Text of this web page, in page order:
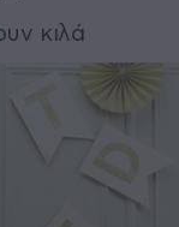
κιλά